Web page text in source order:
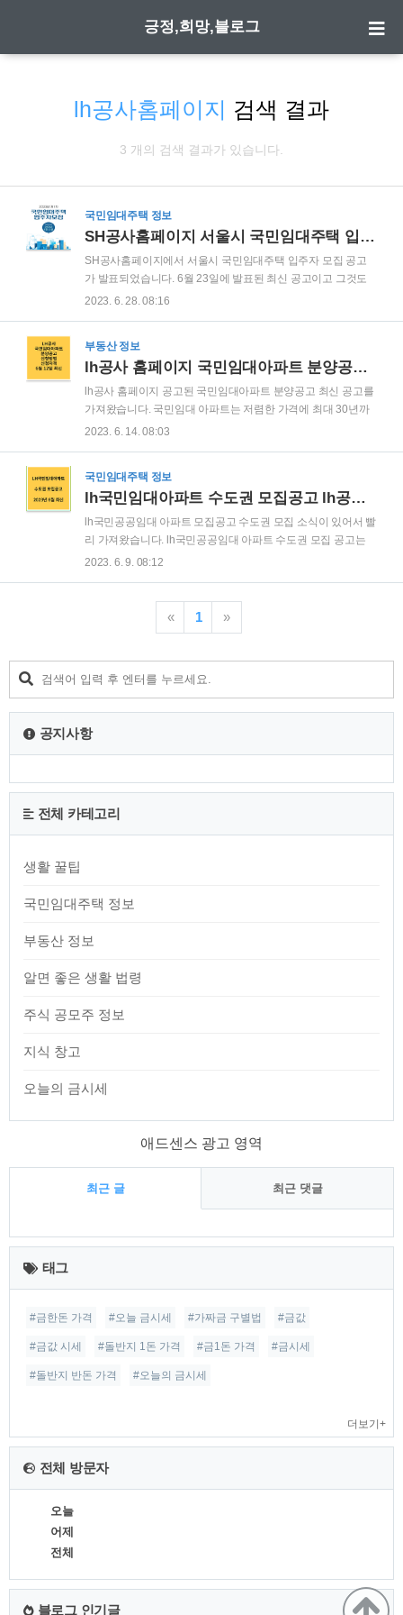
긍정,희망,블로그
lh공사홈페이지 검색 결과
3 개의 검색 결과가 있습니다.
국민임대주택 정보
SH공사홈페이지 서울시 국민임대주택 입주자 모집공고 (23년 6월 23일 최신)
SH공사홈페이지에서 서울시 국민임대주택 입주자 모집 공고
가 발표되었습니다. 6월 23일에 발표된 최신 공고이고 그것도
아주 귀한 서울시 국민임대주택 입주자 모집 공고입니다. 요즘
신청은 무료, 아무런 불이익 없습니다. 25평 강남아파트를 월
15만원에 최대 30년 거주할 수 있는 기회 2023년 SH공사 국민
임대주택 모집공고 절대로 놓치지 마세요. SH공사 홈페이지에
서 보러 가기 오늘부터 시작되는 만나이 헷갈리시죠? 만나이 계
2023. 6. 28. 08:16
부동산 정보
lh공사 홈페이지 국민임대아파트 분양공고 신청방법 6월 12일 최신
lh공사 홈페이지 공고된 국민임대아파트 분양공고 최신 공고를
가져왔습니다. 국민임대 아파트는 저렴한 가격에 최대 30년까
지 거주가 가능하니 요즘같이 전세등이 불안한 시기에 좋은 대
시고 도움이 되시길 바랍니다. 국민임대아파트 신청자격 입주
자 모집공고일(2023.6.12.) 현재 인천시에 (혹은 입주자 모집을
하는 시 군에 거주) 주민등록이 등재 된 성년자인 무주택세대구
성원으로 서 아래의 소득, 자산보유 기준, 기타 법에 정한 요건
2023. 6. 14. 08:03
국민임대주택 정보
lh국민임대아파트 수도권 모집공고 lh공사홈페이지 23년 6월 최신
lh국민공공임대 아파트 모집공고 수도권 모집 소식이 있어서 빨
리 가져왔습니다. lh국민공공임대 아파트 수도권 모집 공고는
잘 나오지 않는 귀한 공고이니 내용 잘 확인하셔서 요즘 같이 어
인하시기 바랍니다. 내용 상세히 정리하여 놓았습니다. 2023 lh
국민임대아파트 수도권 모집공고 확인 하기 2023 lh수도권 국
복주택 인천 북서권 국민임대 인천 남동구 국민임대 부천시 행
복주택 오산세교2 21단지 국민임대 안성금화 국민임대 의정부
2023. 6. 9. 08:12
« 1 »
공지사항
전체 카테고리
생활 꿀팁
국민임대주택 정보
부동산 정보
알면 좋은 생활 법령
주식 공모주 정보
지식 창고
오늘의 금시세
애드센스 광고 영역
최근 글 최근 댓글
최
근
글
태그
#금한돈 가격 #오늘 금시세 #가짜금 구별법 #금값
#금값 시세 #돌반지 1돈 가격 #금1돈 가격 #금시세
#돌반지 반돈 가격 #오늘의 금시세
더보기+
전체 방문자
오늘
어제
전체
블로그 인기글